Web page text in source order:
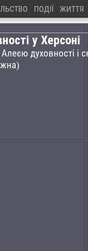
ПОДІЇ ЖИТТЯ
у Херсоні
духовності і